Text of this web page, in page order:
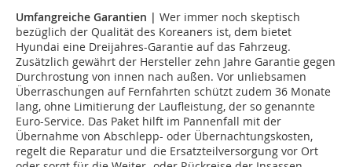
Umfangreiche Garantien | Wer immer noch skeptisch
bezüglich der Qualität des Koreaners ist, dem bietet
Hyundai eine Dreijahres-Garantie auf das Fahrzeug.
Zusätzlich gewährt der Hersteller zehn Jahre Garantie gegen
Durchrostung von innen nach außen. Vor unliebsamen
Überraschungen auf Fernfahrten schützt zudem 36 Monate
lang, ohne Limitierung der Laufleistung, der so genannte
Euro-Service. Das Paket hilft im Pannenfall mit der
Übernahme von Abschlepp- oder Übernachtungskosten,
regelt die Reparatur und die Ersatzteilversorgung vor Ort